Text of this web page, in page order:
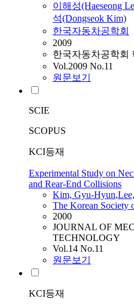
이해성(Haeseong
석(Dongseok Kim)
한국자동차공학회
2009
한국자동차공학회
Vol.2009 No.11
원문보기
SCIE
SCOPUS
KCI등재
Experimental Study on
and Rear-End Collisions
Kim, Gyu-Hyun,
The Korean Society
2000
JOURNAL OF
TECHNOLOGY
Vol.14 No.11
원문보기
KCI등재